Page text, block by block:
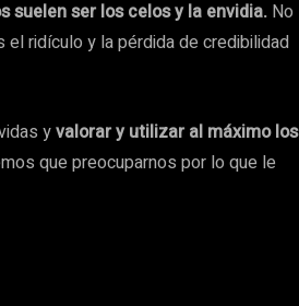
suelen ser los celos y la envidia. No
ridículo y la pérdida de credibilidad
yvalorar y utilizar al máximo los
que preocuparnos por lo que le